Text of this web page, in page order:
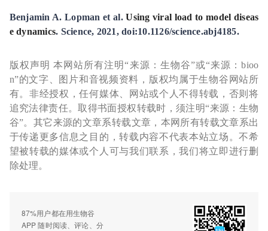
Benjamin A. Lopman et al.Using viral load to model diseas
e dynamics. Science, 2021, doi:10.1126/science.abj4185.
版权声明 本网站所有注明“来源：生物谷”或“来源：bioo
n”的文字、图片和音视频资料，版权均属于生物谷网站所
有。非经授权，任何媒体、网站或个人不得转载，否则将
追究法律责任。取得书面授权转载时，须注明“来源：生物
谷”。其它来源的文章系转载文章，本网所有转载文章系出
于传递更多信息之目的，转载内容不代表本站立场。不希
望被转载的媒体或个人可与我们联系，我们将立即进行删
除处理。
87%用户都在用生物谷
APP 随时阅读、评论、分